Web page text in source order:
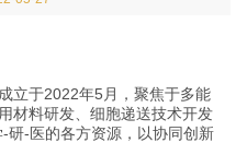
立于2022年5月，聚焦于多能
材料研发、细胞递送技术开发
研-医的各方资源，以协同创新